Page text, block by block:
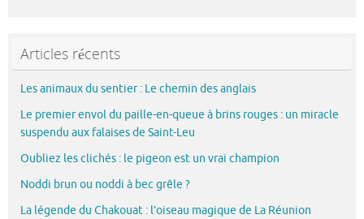
Articles récents
Les animaux du sentier : Le chemin des anglais
Le premier envol du paille-en-queue à brins rouges : un miracle
suspendu aux falaises de Saint-Leu
Oubliez les clichés : le pigeon est un vrai champion
Noddi brun ou noddi à bec grêle ?
La légende du Chakouat : l’oiseau magique de La Réunion